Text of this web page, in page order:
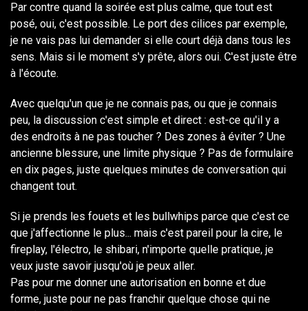
Par contre quand la soirée est plus calme, que tout est
posé, oui, c'est possible. Le port des cilices par exemple,
je ne vais pas lui demander si elle court déjà dans tous les
sens. Mais si le moment s'y prête, alors oui. C'est juste être
à l'écoute.
Avec quelqu'un que je ne connais pas, ou que je connais
peu, la discussion c'est simple et direct : est-ce qu'il y a
des endroits à ne pas toucher ? Des zones à éviter ? Une
ancienne blessure, une limite physique ? Pas de formulaire
en dix pages, juste quelques minutes de conversation qui
changent tout.
Si je prends les fouets et les bullwhips parce que c'est ce
que j'affectionne le plus... mais c'est pareil pour la cire, le
fireplay, l'électro, le shibari, n'importe quelle pratique, je
veux juste savoir jusqu'où je peux aller.
Pas pour me donner une autorisation en bonne et due
forme, juste pour ne pas franchir quelque chose qui ne